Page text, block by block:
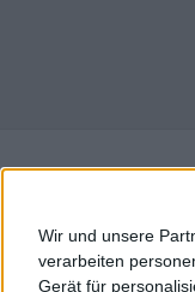
Wir und unsere
verarbeiten
Gerät für